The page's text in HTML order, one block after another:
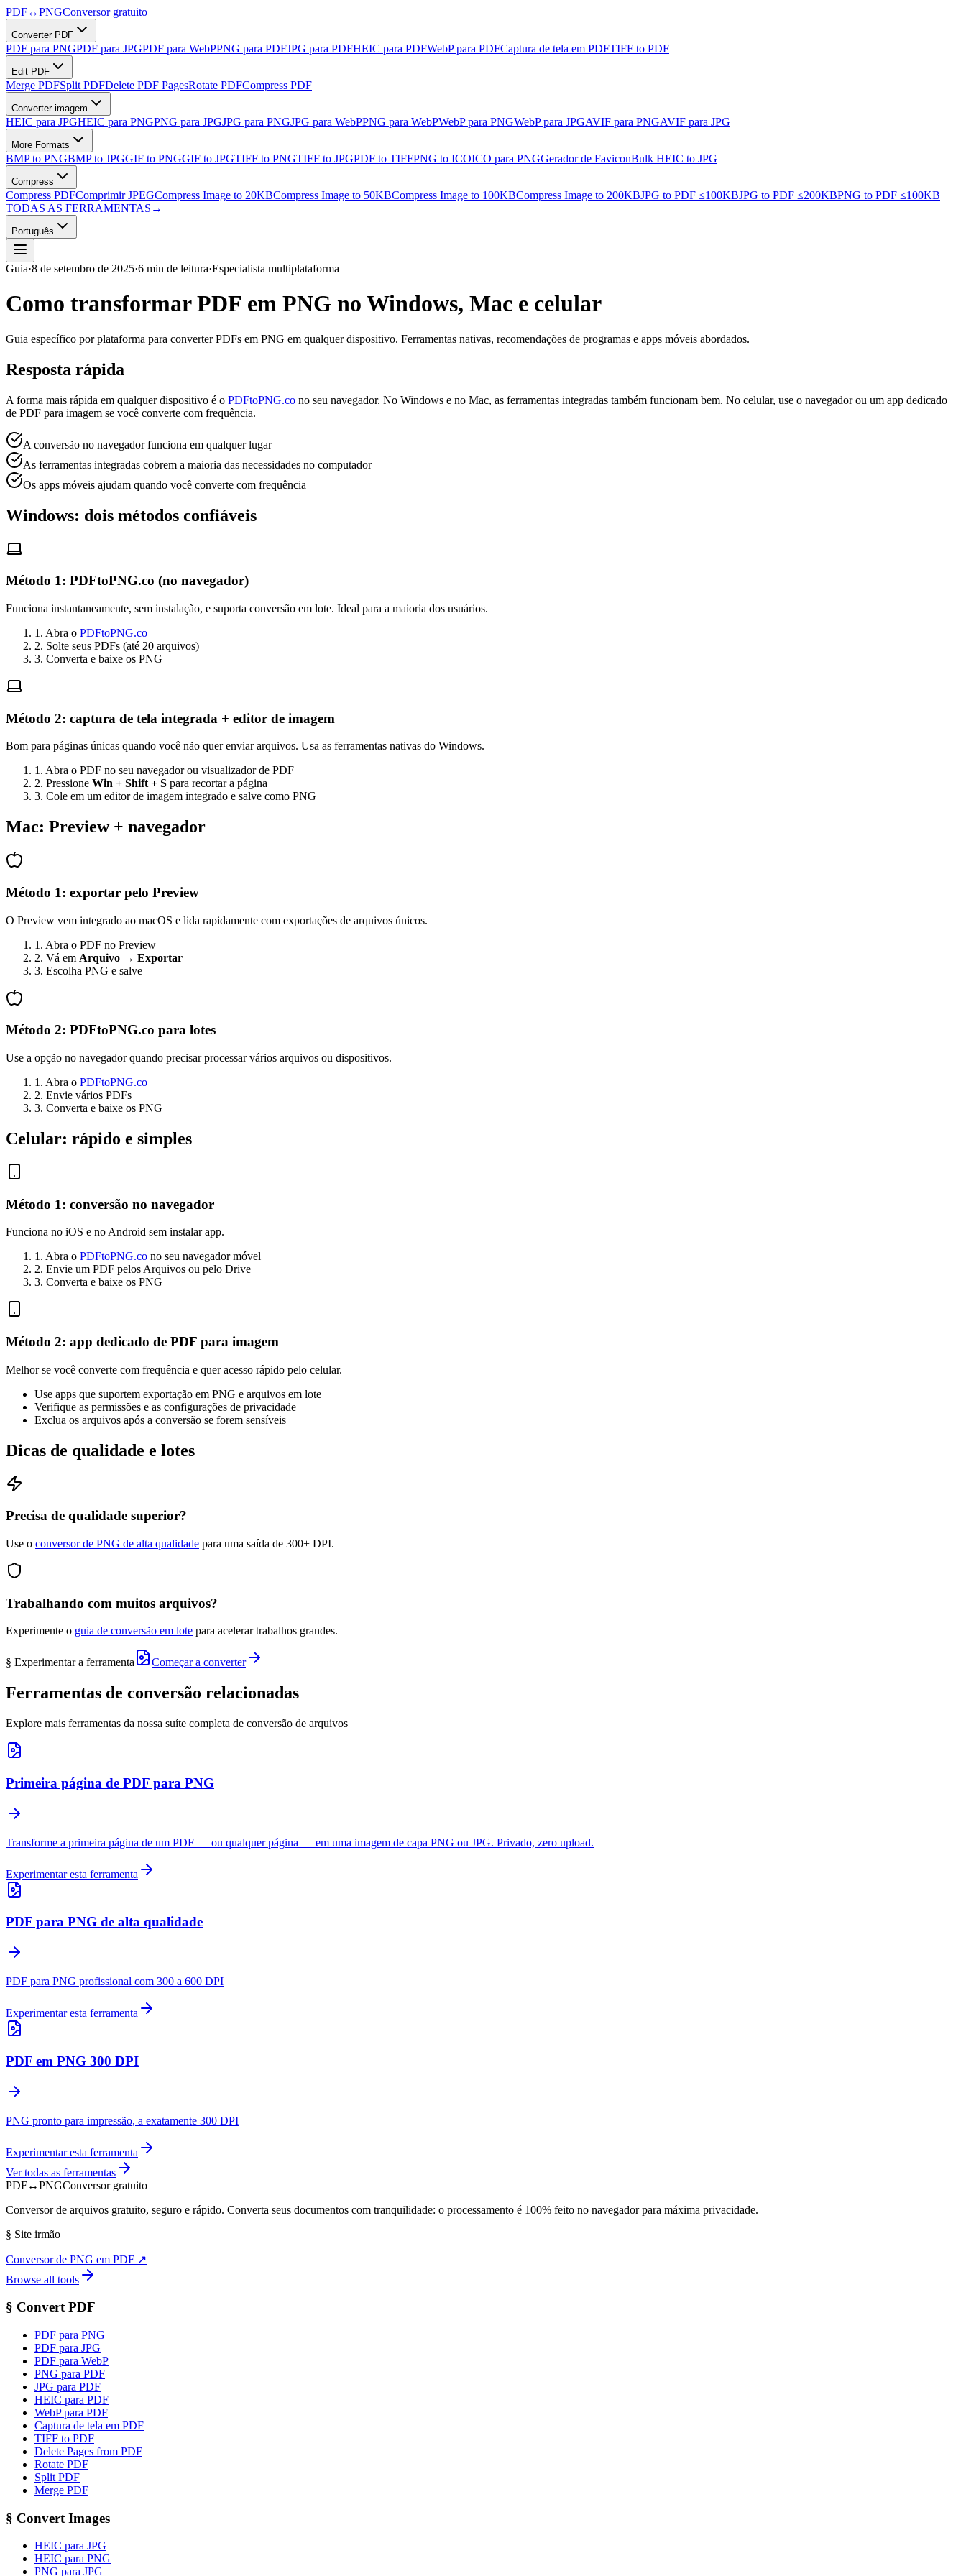
PDF↔PNGConversor gratuito
Converter PDF
PDF para PNGPDF para JPGPDF para WebPPNG para PDFJPG para PDFHEIC para PDFWebP para PDFCaptura de tela em PDFTIFF to PDF
Edit PDF
Merge PDFSplit PDFDelete PDF PagesRotate PDFCompress PDF
Converter imagem
HEIC para JPGHEIC para PNGPNG para JPGJPG para PNGJPG para WebPPNG para WebPWebP para PNGWebP para JPGAVIF para PNGAVIF para JPG
More Formats
BMP to PNGBMP to JPGGIF to PNGGIF to JPGTIFF to PNGTIFF to JPGPDF to TIFFPNG to ICOICO para PNGGerador de FaviconBulk HEIC to JPG
Compress
Compress PDFComprimir JPEGCompress Image to 20KBCompress Image to 50KBCompress Image to 100KBCompress Image to 200KBJPG to PDF ≤100KBJPG to PDF ≤200KBPNG to PDF ≤100KB
TODAS AS FERRAMENTAS →
Português
Guia·8 de setembro de 2025·6 min de leitura·Especialista multiplataforma
Como transformar PDF em PNG no Windows, Mac e celular
Guia específico por plataforma para converter PDFs em PNG em qualquer dispositivo. Ferramentas nativas, recomendações de programas e apps móveis abordados.
Resposta rápida
A forma mais rápida em qualquer dispositivo é o PDFtoPNG.co no seu navegador. No Windows e no Mac, as ferramentas integradas também funcionam bem. No celular, use o navegador ou um app dedicado
de PDF para imagem se você converte com frequência.
A conversão no navegador funciona em qualquer lugar
As ferramentas integradas cobrem a maioria das necessidades no computador
Os apps móveis ajudam quando você converte com frequência
Windows: dois métodos confiáveis
Método 1: PDFtoPNG.co (no navegador)
Funciona instantaneamente, sem instalação, e suporta conversão em lote. Ideal para a maioria dos usuários.
1. Abra o PDFtoPNG.co
2. Solte seus PDFs (até 20 arquivos)
3. Converta e baixe os PNG
Método 2: captura de tela integrada + editor de imagem
Bom para páginas únicas quando você não quer enviar arquivos. Usa as ferramentas nativas do Windows.
1. Abra o PDF no seu navegador ou visualizador de PDF
2. Pressione Win + Shift + S para recortar a página
3. Cole em um editor de imagem integrado e salve como PNG
Mac: Preview + navegador
Método 1: exportar pelo Preview
O Preview vem integrado ao macOS e lida rapidamente com exportações de arquivos únicos.
1. Abra o PDF no Preview
2. Vá em Arquivo → Exportar
3. Escolha PNG e salve
Método 2: PDFtoPNG.co para lotes
Use a opção no navegador quando precisar processar vários arquivos ou dispositivos.
1. Abra o PDFtoPNG.co
2. Envie vários PDFs
3. Converta e baixe os PNG
Celular: rápido e simples
Método 1: conversão no navegador
Funciona no iOS e no Android sem instalar app.
1. Abra o PDFtoPNG.co no seu navegador móvel
2. Envie um PDF pelos Arquivos ou pelo Drive
3. Converta e baixe os PNG
Método 2: app dedicado de PDF para imagem
Melhor se você converte com frequência e quer acesso rápido pelo celular.
Use apps que suportem exportação em PNG e arquivos em lote
Verifique as permissões e as configurações de privacidade
Exclua os arquivos após a conversão se forem sensíveis
Dicas de qualidade e lotes
Precisa de qualidade superior?
Use o conversor de PNG de alta qualidade para uma saída de 300+ DPI.
Trabalhando com muitos arquivos?
Experimente o guia de conversão em lote para acelerar trabalhos grandes.
§ Experimentar a ferramenta Começar a converter
Ferramentas de conversão relacionadas
Explore mais ferramentas da nossa suíte completa de conversão de arquivos
Primeira página de PDF para PNG
Transforme a primeira página de um PDF — ou qualquer página — em uma imagem de capa PNG ou JPG. Privado, zero upload.
Experimentar esta ferramenta
PDF para PNG de alta qualidade
PDF para PNG profissional com 300 a 600 DPI
Experimentar esta ferramenta
PDF em PNG 300 DPI
PNG pronto para impressão, a exatamente 300 DPI
Experimentar esta ferramenta
Ver todas as ferramentas
PDF↔PNGConversor gratuito
Conversor de arquivos gratuito, seguro e rápido. Converta seus documentos com tranquilidade: o processamento é 100% feito no navegador para máxima privacidade.
§ Site irmão
Conversor de PNG em PDF ↗
Browse all tools
§ Convert PDF
PDF para PNG
PDF para JPG
PDF para WebP
PNG para PDF
JPG para PDF
HEIC para PDF
WebP para PDF
Captura de tela em PDF
TIFF to PDF
Delete Pages from PDF
Rotate PDF
Split PDF
Merge PDF
§ Convert Images
HEIC para JPG
HEIC para PNG
PNG para JPG